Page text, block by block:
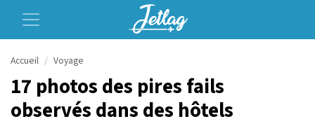
Accueil Voyage
17 photos des pires fails
observés dans des hôtels